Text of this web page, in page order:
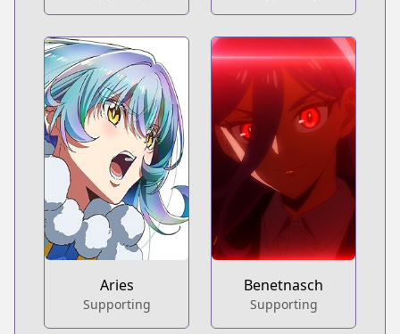
Aries
Supporting
Benetnasch
Supporting